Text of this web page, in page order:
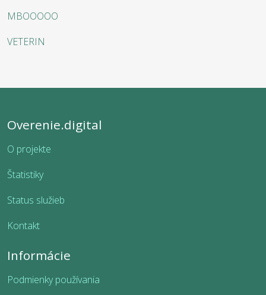
MBOOOOO
VETERIN
Overenie.digital
O projekte
Štatistiky
Status služieb
Kontakt
Informácie
Podmienky používania